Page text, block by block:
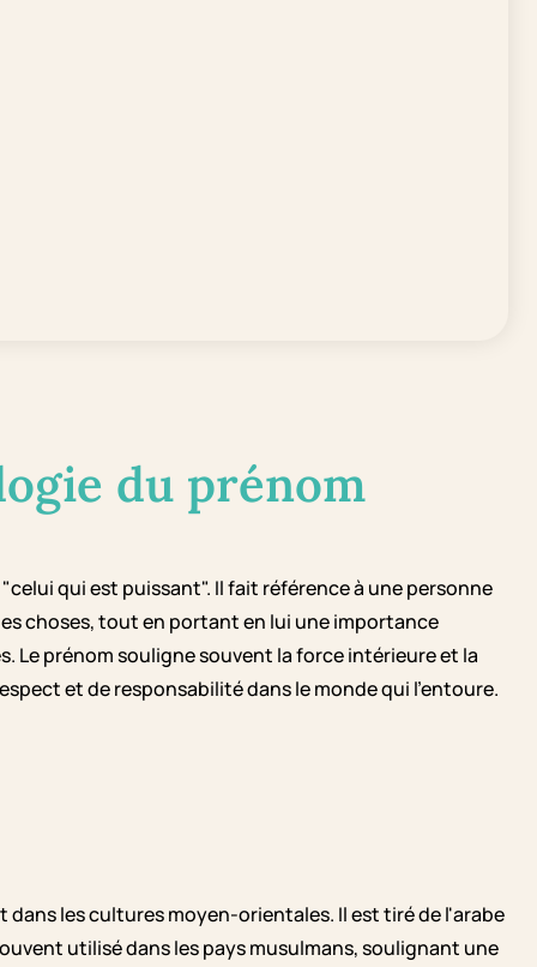
du prénom
qui est puissant". Il fait référence à une personne
choses, tout en portant en lui une importance
Le prénom souligne souvent la force intérieure et la
et de responsabilité dans le monde qui l'entoure.
les cultures moyen-orientales. Il est tiré de l'arabe
utilisé dans les pays musulmans, soulignant une